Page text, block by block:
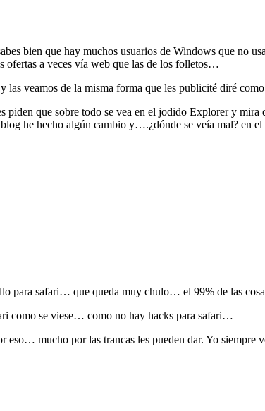
bien que hay muchos usuarios de Windows que no
a veces vía web que las de los folletos…
veamos de la misma forma que les publicité diré
que sobre todo se vea en el jodido Explorer y mira
he hecho algún cambio y….¿dónde se veía mal? en
para safari… que queda muy chulo… el 99% de las
como se viese… como no hay hacks para safari…
mucho por las trancas les pueden dar. Yo